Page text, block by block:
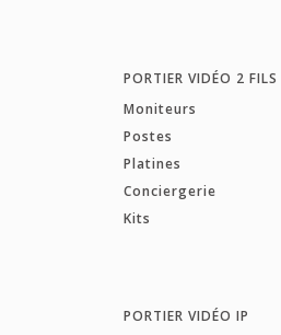
PORTIER VIDÉO 2 FILS
Moniteurs
Postes
Platines
Conciergerie
Kits
PORTIER VIDÉO IP